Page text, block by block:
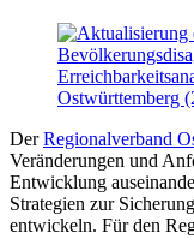
DerRegionalverband
Veränderungen und
Entwicklung
Strategien zur
entwickeln. Für den